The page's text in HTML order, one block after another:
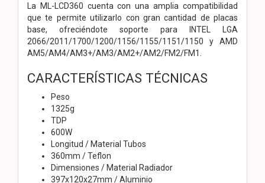
La ML-LCD360 cuenta con una amplia compatibilidad
que te permite utilizarlo con gran cantidad de placas
base, ofreciéndote soporte para INTEL LGA
2066/2011/1700/1200/1156/1155/1151/1150 y AMD
AM5/AM4/AM3+/AM3/AM2+/AM2/FM2/FM1.
CARACTERÍSTICAS TÉCNICAS
Peso
1325g
TDP
600W
Longitud / Material Tubos
360mm / Teflon
Dimensiones / Material Radiador
397x120x27mm / Aluminio